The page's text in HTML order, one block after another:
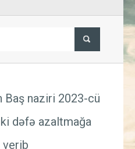
İqtisadiyyat
Baş naziri 2023-cü
dəfə azaltmağa